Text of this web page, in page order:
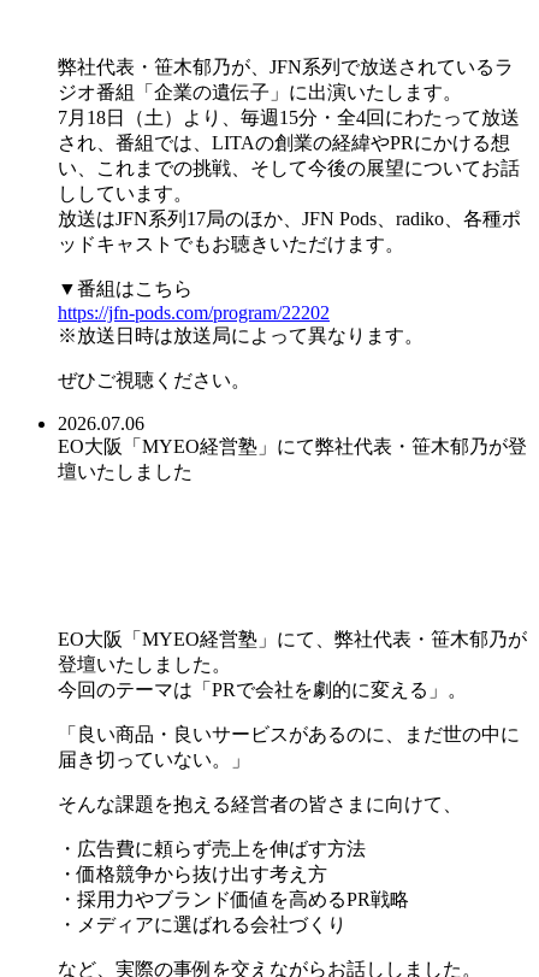
弊社代表・笹木郁乃が、JFN系列で放送されているラ
ジオ番組「企業の遺伝子」に出演いたします。
7月18日（土）より、毎週15分・全4回にわたって放送
され、番組では、LITAの創業の経緯やPRにかける想
い、これまでの挑戦、そして今後の展望についてお話
ししています。
放送はJFN系列17局のほか、JFN Pods、radiko、各種ポ
ッドキャストでもお聴きいただけます。
▼番組はこちら
https://jfn-pods.com/program/22202
※放送日時は放送局によって異なります。
ぜひご視聴ください。
2026.07.06
EO大阪「MYEO経営塾」にて弊社代表・笹木郁乃が登
壇いたしました
EO大阪「MYEO経営塾」にて、弊社代表・笹木郁乃が
登壇いたしました。
今回のテーマは「PRで会社を劇的に変える」。
「良い商品・良いサービスがあるのに、まだ世の中に
届き切っていない。」
そんな課題を抱える経営者の皆さまに向けて、
・広告費に頼らず売上を伸ばす方法
・価格競争から抜け出す考え方
・採用力やブランド価値を高めるPR戦略
・メディアに選ばれる会社づくり
など、実際の事例を交えながらお話ししました。